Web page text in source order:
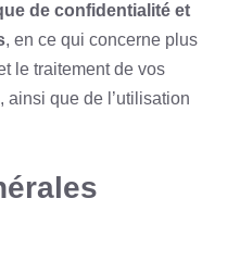
de confidentialité et
, en ce qui concerne plus
le traitement de vos
que de l’utilisation